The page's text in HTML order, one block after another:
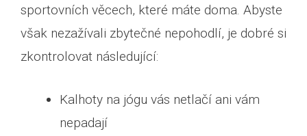
sportovních věcech, které máte doma. Abyste
však nezažívali zbytečné nepohodlí, je dobré si
zkontrolovat následující:
Kalhoty na jógu vás netlačí ani vám
nepadají